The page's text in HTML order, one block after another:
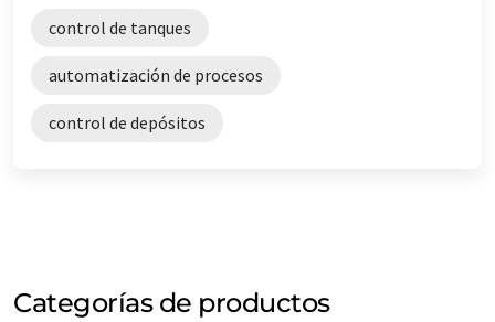
control de tanques
automatización de procesos
control de depósitos
Categorías de productos